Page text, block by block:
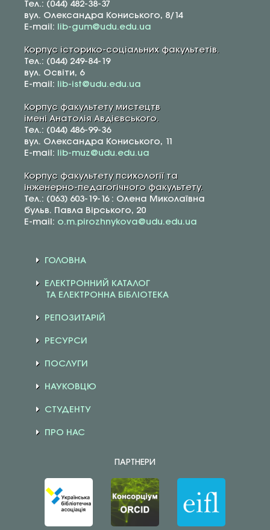
Тел.: (044) 482-38-37
вул. Олександра Кониського, 8/14
E-mail:
lib-gum@udu.edu.ua
Корпус історико-соціальних факультетів.
Тел.: (044) 249-84-19
вул. Освіти, 6
E-mail:
lib-ist@udu.edu.ua
Корпус факультету мистецтв
імені Анатолія Авдієвського.
Тел.: (044) 486-99-36
вул. Олександра Кониського, 11
E-mail:
lib-muz@udu.edu.ua
Корпус факультету психології та
інженерно-педагогічного факультету.
Тел.: (063) 603-19-16 : Олена Миколаївна
бульв. Павла Вірського, 20
E-mail: o.m.pirozhnykova@udu.edu.ua
ГОЛОВНА
ЕЛЕКТРОННИЙ КАТАЛОГ
ТА ЕЛЕКТРОННА БІБЛІОТЕКА
РЕПОЗИТАРІЙ
РЕСУРСИ
ПОСЛУГИ
НАУКОВЦЮ
СТУДЕНТУ
ПРО НАС
ПАРТНЕРИ